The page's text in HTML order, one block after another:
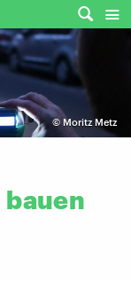
© Moritz Metz
bauen